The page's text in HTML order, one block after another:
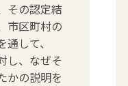
その認定結
市区町村の
して、
し、なぜそ
かの説明を